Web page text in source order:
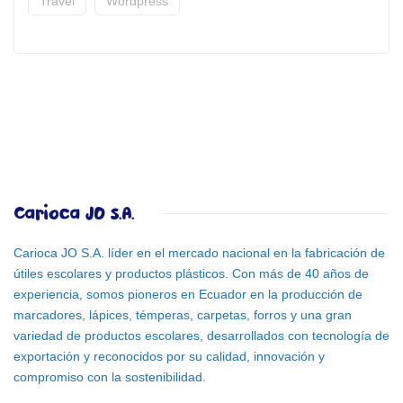
Carioca JO S.A.
Carioca JO S.A. líder en el mercado nacional en la fabricación de
útiles escolares y productos plásticos. Con más de 40 años de
experiencia, somos pioneros en Ecuador en la producción de
marcadores, lápices, témperas, carpetas, forros y una gran
variedad de productos escolares, desarrollados con tecnología de
exportación y reconocidos por su calidad, innovación y
compromiso con la sostenibilidad.